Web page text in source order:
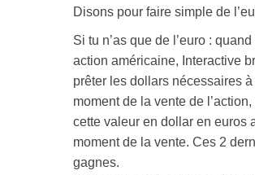
Disons pour faire simple de
Si tu n’as que de l’euro :
action américaine, Interactive
prêter les dollars nécessaires
moment de la vente de
cette valeur en dollar en euros
moment de la vente. Ces 2
gagnes.